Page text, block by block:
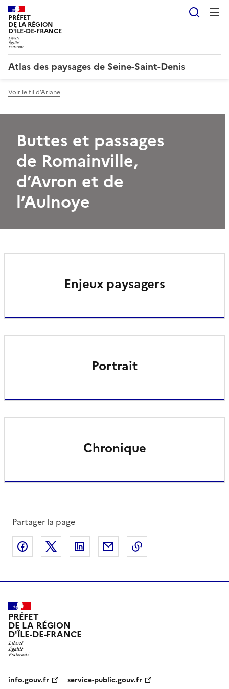
PRÉFET
DE LA RÉGION
D'ÎLE-DE-FRANCE
Atlas des paysages de Seine-Saint-Denis
Voir le fil d'Ariane
Buttes et passages
de Romainville,
d’Avron et de
l’Aulnoye
Enjeux paysagers
Portrait
Chronique
Partager la page
Partager sur Facebook
Partager sur XPartager sur LinkedIn
Partager par email
PRÉFET
DE LA RÉGION
D'ÎLE-DE-FRANCE
info.gouv.fr service-public.gouv.fr